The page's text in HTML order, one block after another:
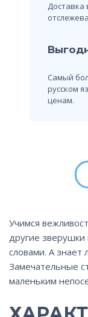
Доставка
Самый
русском
ценам.
Учимся
другие зверушки
словами. А
Замечательные
маленьким